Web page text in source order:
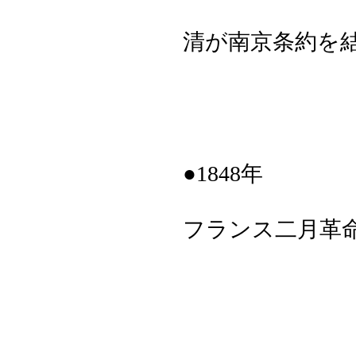
清が南京条約を
●1848年
フランス二月革